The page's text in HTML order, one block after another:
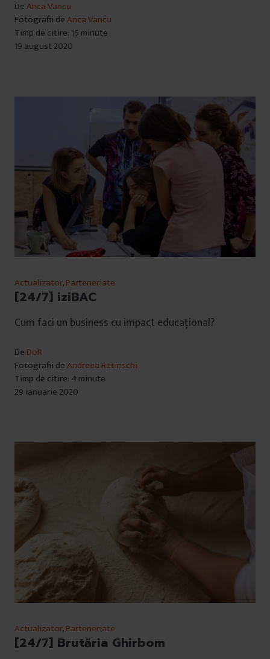
DeAnca Vancu
Fotografii deAnca Vancu
Timp de citire: 16 minute
19 august 2020
Actualizator,Parteneriate
[24/7] iziBAC
Cum faci un business cu impact educațional?
De DoR
Fotografii deAndreea Retinschi
Timp de citire: 4 minute
29 ianuarie 2020
Actualizator,Parteneriate
[24/7] Brutăria Ghirbom